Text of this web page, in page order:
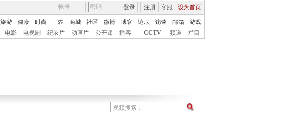
客服 设为首页
登录 注册
旅游 健康 时尚 三农 商城 社区 微博 博客 论坛 访谈 邮箱
游戏
电影 电视剧 纪录片 动画片 公开课 播客 CCTV 频道 栏目